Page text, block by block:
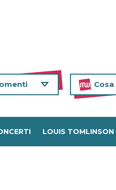
LOUIS TOMLINSON